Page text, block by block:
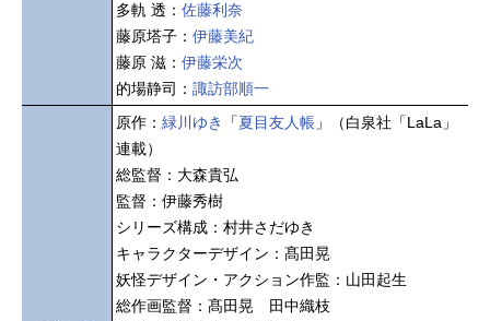
多軌 透： 佐藤利奈
藤原塔子： 伊藤美紀
藤原 滋： 伊藤栄次
的場静司： 諏訪部順一
原作： 緑川ゆき 「夏目友人帳 」（白泉社「LaLa」
連載）
総監督：大森貴弘
監督：伊藤秀樹
シリーズ構成：村井さだゆき
キャラクターデザイン：髙田晃
妖怪デザイン・アクション作監：山田起生
総作画監督：髙田晃 田中織枝